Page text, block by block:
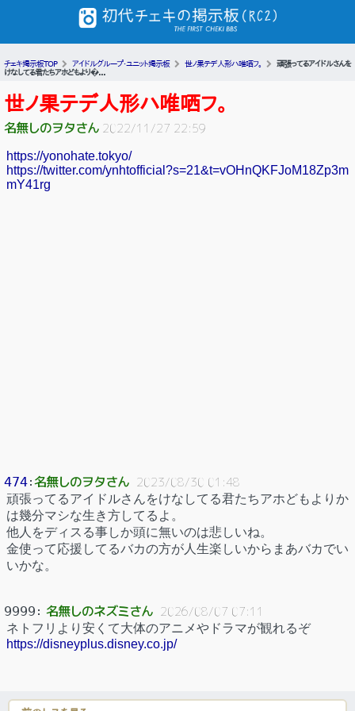
チェキ掲示板TOP アイドルグループ・ユニット掲示板 世ノ果テデ人形ハ唯哂フ。
頑張ってるアイドルさんを
けなしてる君たちアホどもより�...
世ノ果テデ人形ハ唯哂フ。
名無しのヲタさん 2022/11/27 22:59
https://yonohate.tokyo/
https://twitter.com/ynhtofficial?s=21&t=vOHnQKFJoM18Zp3m
mY41rg
474：名無しのヲタさん 2023/08/30 01:48
頑張ってるアイドルさんをけなしてる君たちアホどもよりか
は幾分マシな生き方してるよ。
他人をディスる事しか頭に無いのは悲しいね。
金使って応援してるバカの方が人生楽しいからまあバカでい
いかな。
9999 ： 名無しのネズミさん 2026/08/07 07:11
ネトフリより安くて大体のアニメやドラマが観れるぞ
https://disneyplus.disney.co.jp/